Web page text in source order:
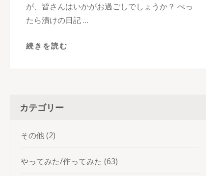
が、皆さんはいかがお過ごしでしょうか？ べっ
たら漬けの日記 …
続きを読む
カテゴリー
その他(2)
やってみた/作ってみた (63)